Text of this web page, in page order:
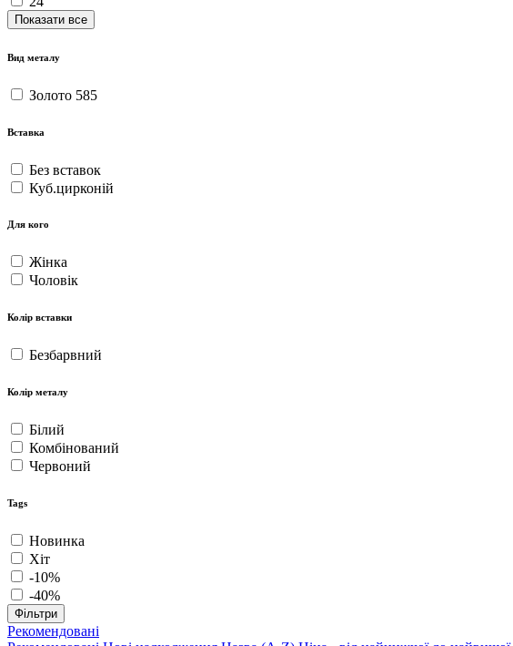
Показати все
Вид металу
Золото 585
Вставка
Без вставок
Куб.цирконій
Для кого
Жінка
Чоловік
Колір вставки
Безбарвний
Колір металу
Білий
Комбінований
Червоний
Tags
Новинка
Хіт
-10%
-40%
Фільтри
Рекомендовані